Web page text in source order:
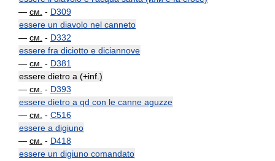
— см. - D309
essere un diavolo nel canneto
— см. - D332
essere fra diciotto e diciannove
— см. - D381
essere dietro a (+inf.)
— см. - D393
essere dietro a qd con le canne aguzze
— см. - C516
essere a digiuno
— см. - D418
essere un digiuno comandato